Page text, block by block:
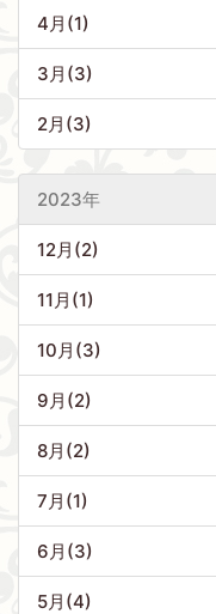
4月(1)
3月(3)
2月(3)
2023年
12月(2)
11月(1)
10月(3)
9月(2)
8月(2)
7月(1)
6月(3)
5月(4)